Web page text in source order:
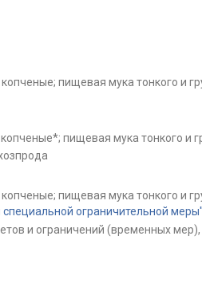
пищевая мука тонкого и
пищевая мука тонкого и
пищевая мука тонкого и
ограничительной
и ограничений (временных мер),